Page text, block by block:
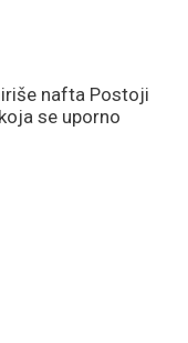
nafta Postoji
se uporno